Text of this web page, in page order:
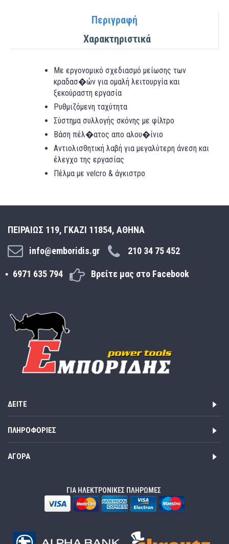
Περιγραφή
Χαρακτηριστικά
Με εργονομικό σχεδιασμό μείωσης των
κραδασ�ών για ομαλή λειτουργία και
ξεκούραστη εργασία
Ρυθμιζόμενη ταχύτητα
Σύστημα συλλογής σκόνης με φίλτρο
Βάση πέλ�ατος απο αλου�ίνιο
Αντιολισθητική λαβή για μεγαλύτερη άνεση και
έλεγχο της εργασίας
Πέλμα με velcro & άγκιστρο
ΠΕΙΡΑΙΩΣ 119, ΓΚΑΖΙ 11854, ΑΘΗΝΑ
info@emboridis.gr
210 34 75 452
6971 635 794 Βρείτε μας στο Facebook
ΔΕΊΤΕ
ΠΛΗΡΟΦΟΡΊΕΣ
ΑΓΟΡΆ
ΓΙΑ ΗΛΕΚΤΡΟΝΙΚΕΣ ΠΛΗΡΩΜΕΣ